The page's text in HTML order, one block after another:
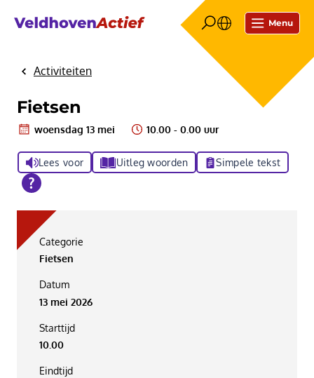
Menu
HomeActiviteiten
Fietsen
woensdag 13 mei 10.00 - 0.00 uur
Lees voor Uitleg woorden Simpele tekst
Categorie
Fietsen
Datum
13 mei 2026
Starttijd
10.00
Eindtijd